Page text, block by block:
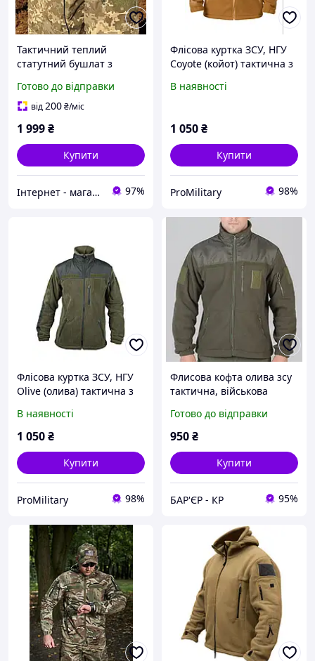
Тактичний теплий
статутний бушлат з
на флісовій підкладці
Куртка зимова (бушлат)
Готово до відправки
від200₴/міс
1 999₴
Купити
Інтернет - магазин " Закупка онлайн " 97%
Флісова куртка ЗСУ, НГУ
Coyote (койот) тактична з
В наявності
1 050₴
Купити
ProMilitary 98%
Флісова куртка ЗСУ, НГУ
Olive (олива) тактична з
В наявності
1 050₴
Купити
ProMilitary 98%
Флисова кофта олива зсу
тактична, військова
фліска ЗСУ хакі чоловіча
Готово до відправки
950₴
Купити
БАР'ЄР - КР 95%